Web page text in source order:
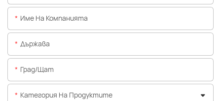
Име На Компанията
Държава
Град/щат
Категория На Продуктите